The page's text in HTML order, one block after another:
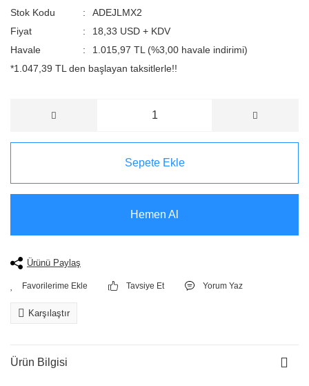
Stok Kodu
ADEJLMX2
Fiyat
18,33 USD + KDV
Havale
1.015,97 TL (%3,00 havale indirimi)
*1.047,39 TL den başlayan taksitlerle!!
Sepete Ekle
Hemen Al
Ürünü Paylaş
Tavsiye Et Yorum Yaz
Karşılaştır
Ürün Bilgisi